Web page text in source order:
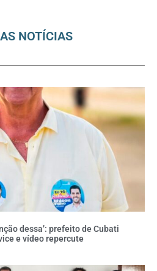
NOTÍCIAS
dessa’: prefeito de Cubati
e vídeo repercute